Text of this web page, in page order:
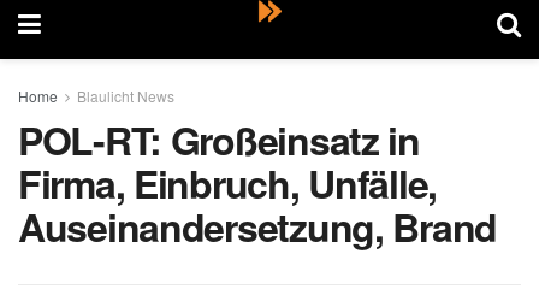
Home Blaulicht News
POL-RT: Großeinsatz in
Firma, Einbruch, Unfälle,
Auseinandersetzung, Brand